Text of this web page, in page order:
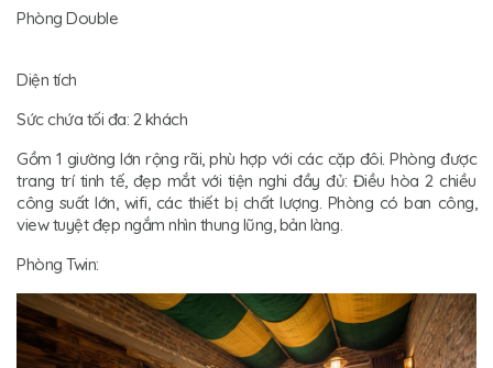
Phòng Double
Diện tích
Sức chứa tối đa: 2 khách
Gồm 1 giường lớn rộng rãi, phù hợp với các cặp đôi. Phòng được
trang trí tinh tế, đẹp mắt với tiện nghi đầy đủ: Điều hòa 2 chiều
công suất lớn, wifi, các thiết bị chất lượng. Phòng có ban công,
view tuyệt đẹp ngắm nhìn thung lũng, bản làng.
Phòng Twin: